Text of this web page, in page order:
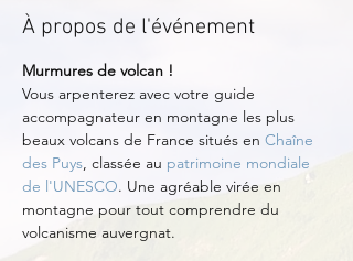
À propos de l'événement
Murmures de volcan !
Vous arpenterez avec votre guide
accompagnateur en montagne les plus
beaux volcans de France situés en Chaîne
des Puys, classée au patrimoine mondiale
de l'UNESCO. Une agréable virée en
montagne pour tout comprendre du
volcanisme auvergnat.